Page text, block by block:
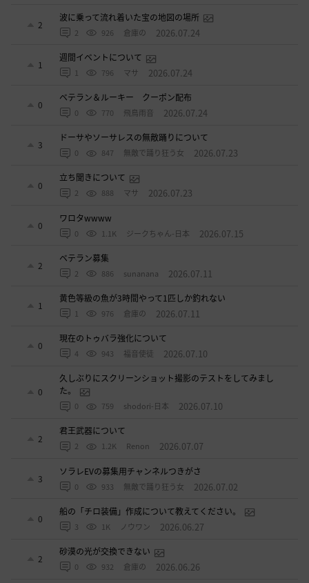
2
波に乗って流れ着いた宝の地図の場所
2 926 倉庫の 2026.07.24
1
週間イベントについて
1 796 マサ 2026.07.24
0
ベテラン＆ルーキー クーポン配布
0 770 飛鳥雨音 2026.07.24
3
ドーサやソーサレスの無敵踊りについて
0 847 無敵で踊り狂う女 2026.07.23
0
立ち聞きについて
2 888 マサ 2026.07.23
0
ワロタwwww
0 1.1K ジークちゃん-日本 2026.07.15
2
ベテラン募集
2 886 sunanana 2026.07.11
1
黄色等級の魚が3時間やって1匹しか釣れない
1 976 倉庫の 2026.07.11
0
現在のトゥバラ強化について
4 943 福音使徒 2026.07.10
0
久しぶりにスクリーンショット撮影のテストをしてみまし
た。
0 759 shodori-日本 2026.07.10
2
君王武器について
2 1.2K Renon 2026.07.07
3
ソラレEVの募集用チャンネルつきがさ
0 933 無敵で踊り狂う女 2026.07.02
0
船の「チロ装備」作成について教えてください。
3 1K ノウワン 2026.06.27
2
砂漠の光が交換できない
0 932 倉庫の 2026.06.26